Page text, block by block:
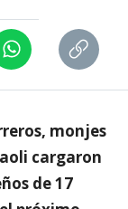
monjes
cargaron
de 17